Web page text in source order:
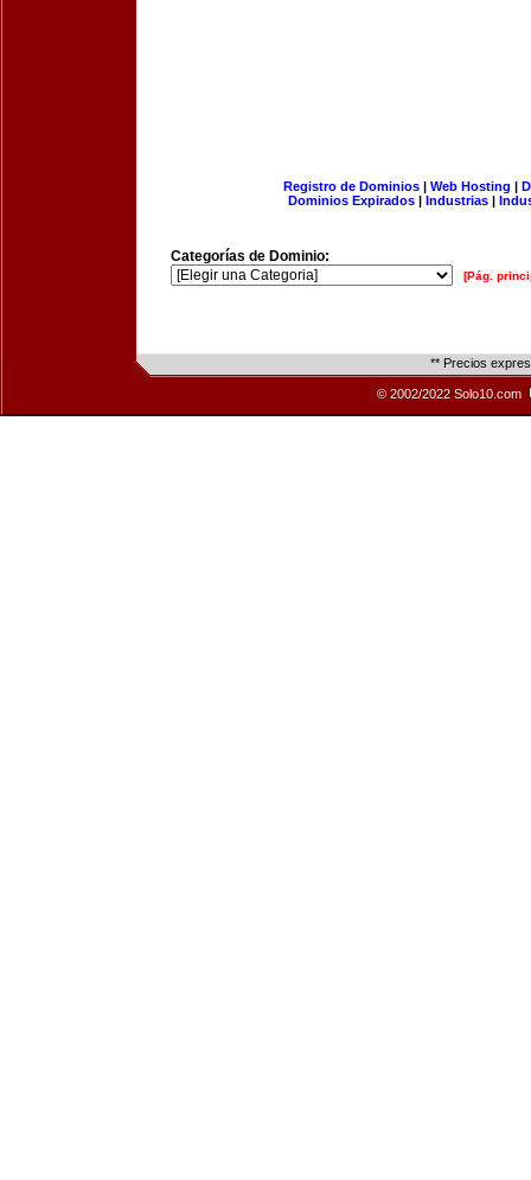
Registro de Dominios| Web Hosting |
Dominios Expirados | Industrias |
Categorías de Dominio:
[Pág.
** Precios
© 2002/2022 Solo10.com